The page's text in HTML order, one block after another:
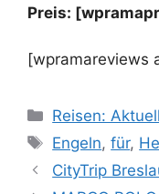
Preis:
[wpramareviews
Kategorien
Reisen:
Schlagwörter
Engeln,für,
CityTrip